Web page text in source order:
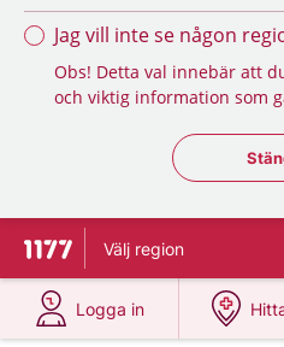
Jag vill inte se någon
Obs! Detta val innebär att
och viktig information som
Till startsidan för 1177
Välj region
Logga in
på 1177.se